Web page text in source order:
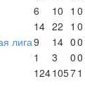
6 10 1 0
14 22 1 0
лига9 14 00
1 3 00
12410571